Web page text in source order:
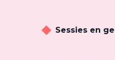
Sessies en